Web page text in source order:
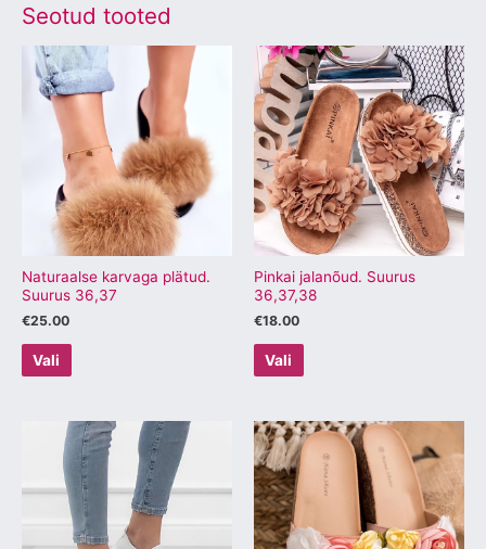
Seotud tooted
Naturaalse karvaga plätud.
Suurus 36,37
€25.00
Vali
Sellel
tootel
on
mitu
varianti.
Valikuid
saab
teha
tootelehel.
Pinkai jalanõud. Suurus
36,37,38
€18.00
Vali
Sellel
tootel
on
mitu
varianti.
Valikuid
saab
teha
tootelehel.
Sellel
tootel
on
mitu
varianti.
Sellel
tootel
varianti.